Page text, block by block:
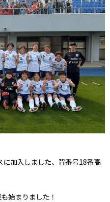
に加入しました、背番号18番高
始まりました！